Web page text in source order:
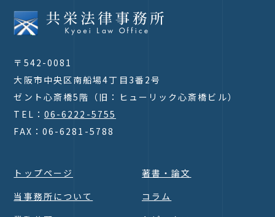
〒542-0081
大阪市中央区南船場4丁目3番2号
ゼント心斎橋5階（旧：ヒューリック心斎橋ビル）
TEL： 06-6222-5755
FAX：06-6281-5788
トップページ
当事務所について
著書・論文
コラム